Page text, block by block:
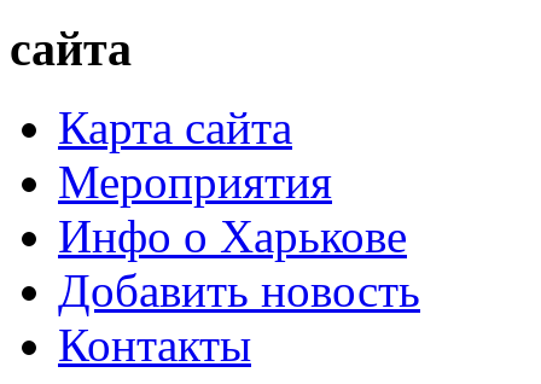
сайта
Карта сайта
Мероприятия
Инфо о Харькове
Добавить новость
Контакты